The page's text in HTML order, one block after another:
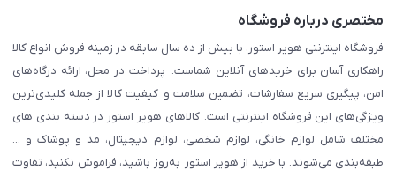
مختصری درباره فروشگاه
فروشگاه اینترنتی هویر استور، با بیش از ده سال سابقه در زمینه فروش انواع کالا
راهکاری آسان برای خریدهای آنلاین شماست. پرداخت در محل، ارائه درگاه‌های
امن، پیگیری سریع سفارشات، تضمین سلامت و کیفیت کالا از جمله کلیدی‌ترین
ویژگی‌های این فروشگاه اینترنتی است. کالاهای هویر استور در دسته بندی های
مختلف شامل لوازم خانگی، لوازم شخصی، لوازم دیجیتال، مد و پوشاک و ...
طبقه‌بندی می‌شوند. با خرید از هویر استور به‌روز باشید، فراموش نکنید، تفاوت